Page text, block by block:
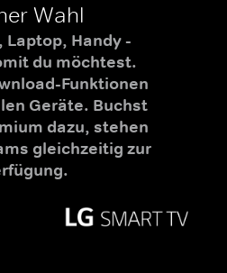
Wahl
Laptop, Handy -
du möchtest.
Funktionen
Geräte. Buchst
dazu, stehen
gleichzeitig zur